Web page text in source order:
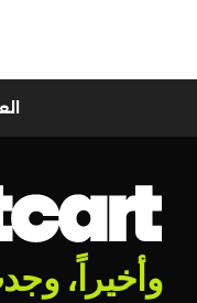
وأخيراً،